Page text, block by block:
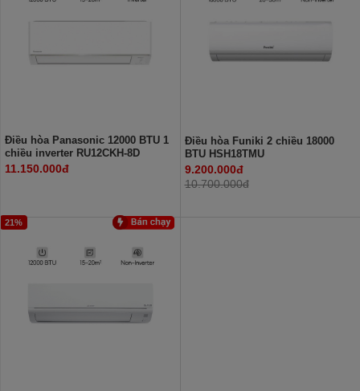
Điều hòa Panasonic 12000 BTU 1
chiều inverter RU12CKH-8D
11.150.000đ
Điều hòa Funiki 2 chiều 18000
BTU HSH18TMU
9.200.000đ
10.700.000đ
21%